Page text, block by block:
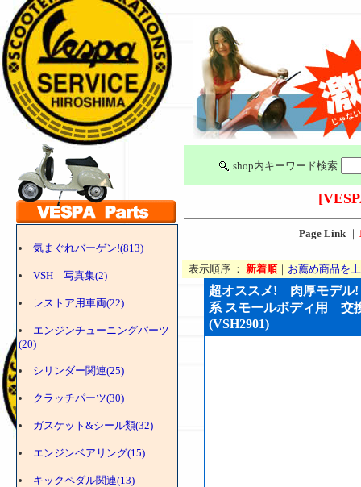
気まぐれバーゲン!(813)
VSH 写真集(2)
レストア用車両(22)
エンジンチューニングパーツ
(20)
シリンダー関連(25)
クラッチパーツ(30)
ガスケット&シール類(32)
エンジンベアリング(15)
キックペダル関連(13)
shop内キーワード検索
Page Link｜
表示順序 ： 新着順｜ お薦め商品を
超オススメ! 肉厚モデル!
系 スモールボディ用 交
(VSH2901)